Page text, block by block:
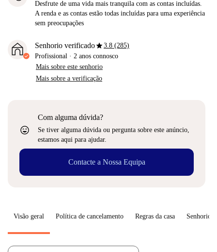
Desfrute de uma vida mais tranquila com as contas incluídas.
A renda e as contas estão todas incluídas para uma experiência
sem preocupações
Senhorio verificadostar3.8 (285)
Profissional · 2 anos connosco
Mais sobre este senhorio
Mais sobre a verificação
sentiment_very_satisfied
Com alguma dúvida?
Se tiver alguma dúvida ou pergunta sobre este anúncio,
estamos aqui para ajudar.
Contacte a Nossa Equipa
Visão geral Política de cancelamento Regras da casa Senhorio